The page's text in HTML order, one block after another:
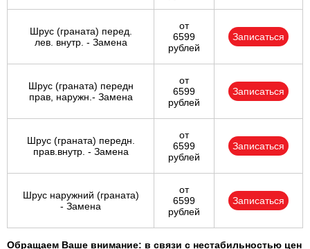
Шрус (граната) перед.
лев. внутр. - Замена
от
6599
рублей
Записаться
Шрус (граната) передн
прав, наружн.- Замена
от
6599
рублей
Записаться
Шрус (граната) передн.
прав.внутр. - Замена
от
6599
рублей
Записаться
Шрус наружний (граната)
- Замена
от
6599
рублей
Записаться
Обращаем Ваше внимание: в связи с нестабильностью цен